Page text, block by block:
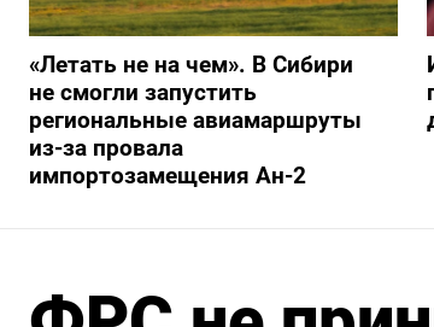
«Летать не на чем». В Сибири
не смогли запустить
региональные авиамаршруты
из-за провала
импортозамещения Ан-2